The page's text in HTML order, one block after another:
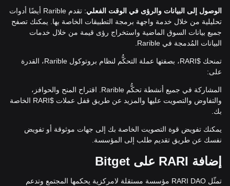
الوصول إلى البيانات والرؤى في الوقت الفعلي
: تقدم Rarible أيضًا أدوات
تحليلية من خلال خدمة واجهة برمجة التطبيقات الخاصة بها. يمكنك تصفح
جميع بيانات السوق الماضية واستخراج رؤى قيمة من خلال خدمات
البيانات المُدمجة في Rarible.
تمنحك $RARI، بصفتها عملة التحكُّم لنظام بروتوكول Rarible، القدرة
على:
المشاركة في جميع أنشطة تحكُّم Rarible. اقتراح المنح والحوافز،
والتفاوض والتصويت عليها والمزيد عن طريق قفل عملات $RARI الخاصة
بك.
يمكنك تفويض قوة التصويت الخاصة بك إلى جهات موثوقة أو تفويض
نفسك عن طريق تقديم طلب إلى المؤسسة.
إضافة RARI على Bitget
تمثّل RARI DAO مؤسسة مستقلة لامركزية يحكمها المجتمع وتدعم